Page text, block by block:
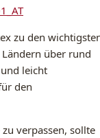
zu den
über rund
leicht
den
verpassen, sollte